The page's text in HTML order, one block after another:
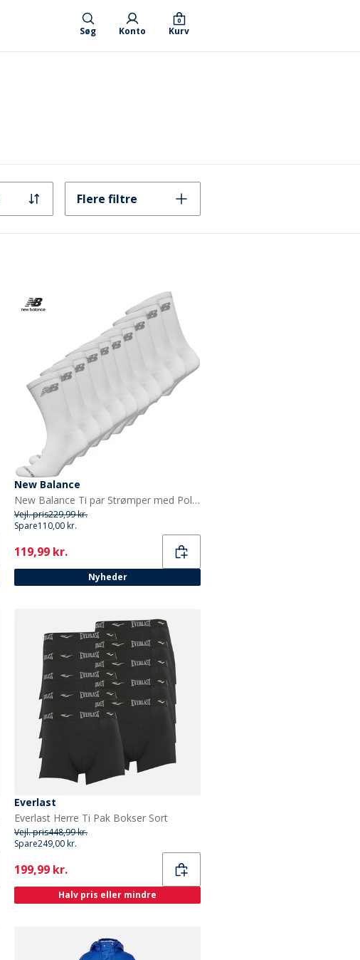
Søg Konto Kurv
0
Flere filtre
New Balance
New Balance Ti par Strømper med Polstring Hvid Crew
Vejl. pris229,99 kr.
Spare110,00 kr.
Current
119,99 kr.
Nyheder
Everlast
Everlast Herre Ti Pak Bokser Sort
Vejl. pris448,99 kr.
Spare249,00 kr.
Current
199,99 kr.
Halv pris eller mindre